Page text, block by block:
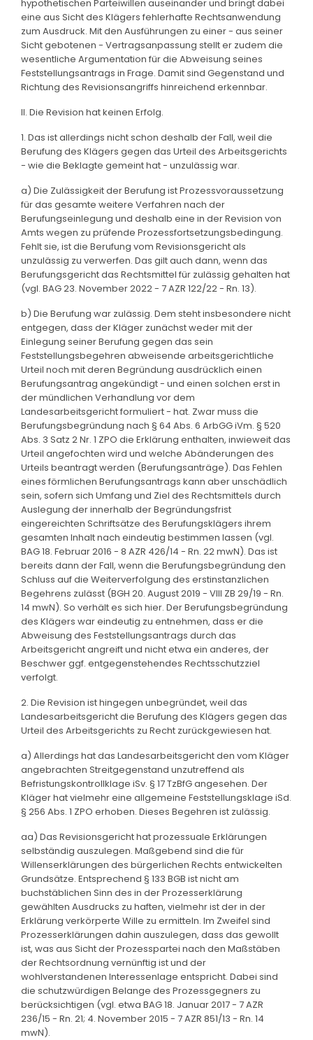
hypothetischen Parteiwillen auseinander und bringt dabei
eine aus Sicht des Klägers fehlerhafte Rechtsanwendung
zum Ausdruck. Mit den Ausführungen zu einer - aus seiner
Sicht gebotenen - Vertragsanpassung stellt er zudem die
wesentliche Argumentation für die Abweisung seines
Feststellungsantrags in Frage. Damit sind Gegenstand und
Richtung des Revisionsangriffs hinreichend erkennbar.
II. Die Revision hat keinen Erfolg.
1. Das ist allerdings nicht schon deshalb der Fall, weil die
Berufung des Klägers gegen das Urteil des Arbeitsgerichts
- wie die Beklagte gemeint hat - unzulässig war.
a) Die Zulässigkeit der Berufung ist Prozessvoraussetzung
für das gesamte weitere Verfahren nach der
Berufungseinlegung und deshalb eine in der Revision von
Amts wegen zu prüfende Prozessfortsetzungsbedingung.
Fehlt sie, ist die Berufung vom Revisionsgericht als
unzulässig zu verwerfen. Das gilt auch dann, wenn das
Berufungsgericht das Rechtsmittel für zulässig gehalten hat
(vgl. BAG 23. November 2022 - 7 AZR 122/22 - Rn. 13).
b) Die Berufung war zulässig. Dem steht insbesondere nicht
entgegen, dass der Kläger zunächst weder mit der
Einlegung seiner Berufung gegen das sein
Feststellungsbegehren abweisende arbeitsgerichtliche
Urteil noch mit deren Begründung ausdrücklich einen
Berufungsantrag angekündigt - und einen solchen erst in
der mündlichen Verhandlung vor dem
Landesarbeitsgericht formuliert - hat. Zwar muss die
Berufungsbegründung nach § 64 Abs. 6 ArbGG iVm. § 520
Abs. 3 Satz 2 Nr. 1 ZPO die Erklärung enthalten, inwieweit das
Urteil angefochten wird und welche Abänderungen des
Urteils beantragt werden (Berufungsanträge). Das Fehlen
eines förmlichen Berufungsantrags kann aber unschädlich
sein, sofern sich Umfang und Ziel des Rechtsmittels durch
Auslegung der innerhalb der Begründungsfrist
eingereichten Schriftsätze des Berufungsklägers ihrem
gesamten Inhalt nach eindeutig bestimmen lassen (vgl.
BAG 18. Februar 2016 - 8 AZR 426/14 - Rn. 22 mwN). Das ist
bereits dann der Fall, wenn die Berufungsbegründung den
Schluss auf die Weiterverfolgung des erstinstanzlichen
Begehrens zulässt (BGH 20. August 2019 - VIII ZB 29/19 - Rn.
14 mwN). So verhält es sich hier. Der Berufungsbegründung
des Klägers war eindeutig zu entnehmen, dass er die
Abweisung des Feststellungsantrags durch das
Arbeitsgericht angreift und nicht etwa ein anderes, der
Beschwer ggf. entgegenstehendes Rechtsschutzziel
verfolgt.
2. Die Revision ist hingegen unbegründet, weil das
Landesarbeitsgericht die Berufung des Klägers gegen das
Urteil des Arbeitsgerichts zu Recht zurückgewiesen hat.
a) Allerdings hat das Landesarbeitsgericht den vom Kläger
angebrachten Streitgegenstand unzutreffend als
Befristungskontrollklage iSv. § 17 TzBfG angesehen. Der
Kläger hat vielmehr eine allgemeine Feststellungsklage iSd.
§ 256 Abs. 1 ZPO erhoben. Dieses Begehren ist zulässig.
aa) Das Revisionsgericht hat prozessuale Erklärungen
selbständig auszulegen. Maßgebend sind die für
Willenserklärungen des bürgerlichen Rechts entwickelten
Grundsätze. Entsprechend § 133 BGB ist nicht am
buchstäblichen Sinn des in der Prozesserklärung
gewählten Ausdrucks zu haften, vielmehr ist der in der
Erklärung verkörperte Wille zu ermitteln. Im Zweifel sind
Prozesserklärungen dahin auszulegen, dass das gewollt
ist, was aus Sicht der Prozesspartei nach den Maßstäben
der Rechtsordnung vernünftig ist und der
wohlverstandenen Interessenlage entspricht. Dabei sind
die schutzwürdigen Belange des Prozessgegners zu
berücksichtigen (vgl. etwa BAG 18. Januar 2017 - 7 AZR
236/15 - Rn. 21; 4. November 2015 - 7 AZR 851/13 - Rn. 14
mwN).